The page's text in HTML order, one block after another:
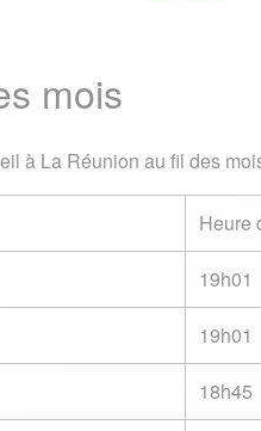
d'été et d'hiver
le 27 mai 2020
et de coucher du soleil
Signaler
mois
à La Réunion au fil des
Heure
19h01
19h01
18h45